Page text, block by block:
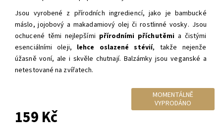
Jsou vyrobené z přírodních ingrediencí, jako je bambucké
máslo, jojobový a makadamiový olej či rostlinné vosky. Jsou
ochucené těmi nejlepšími přírodními příchutěmi a čistými
esenciálními oleji, lehce oslazené stévií, takže nejenže
úžasně voní, ale i skvěle chutnají. Balzámky jsou veganské a
netestované na zvířatech.
MOMENTÁLNĚ
VYPRODÁNO
159 Kč